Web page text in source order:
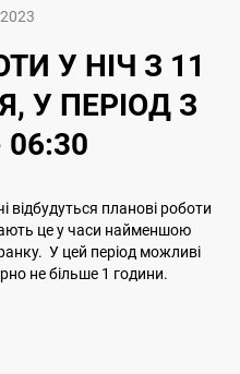
У НІЧ З 11
У ПЕРІОД З
06:30
відбудуться планові роботи
це у часи найменшою
У цей період можливі
не більше 1 години.